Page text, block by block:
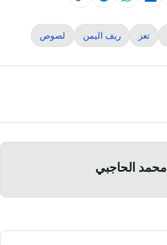
تعز ريف اليمن لصوص
محمد الحاجبي